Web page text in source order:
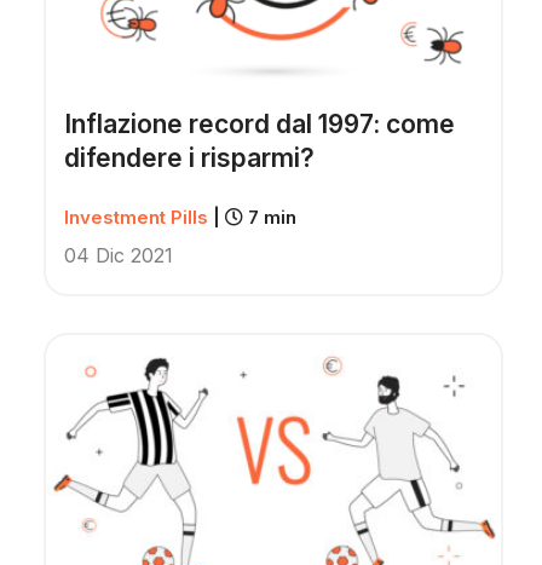
Inflazione record dal 1997: come
difendere i risparmi?
Investment Pills 7 min
04 Dic 2021